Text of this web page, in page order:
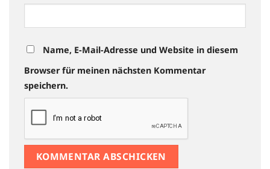
Name, E-Mail-Adresse und Website in diesem
Browser für meinen nächsten Kommentar
speichern.